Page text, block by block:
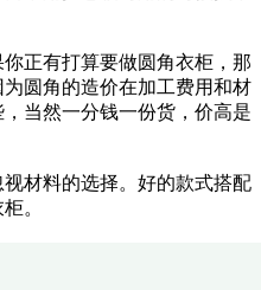
正有打算要做圆角衣柜，那
圆角的造价在加工费用和材
当然一分钱一份货，价高是
材料的选择。好的款式搭配
。